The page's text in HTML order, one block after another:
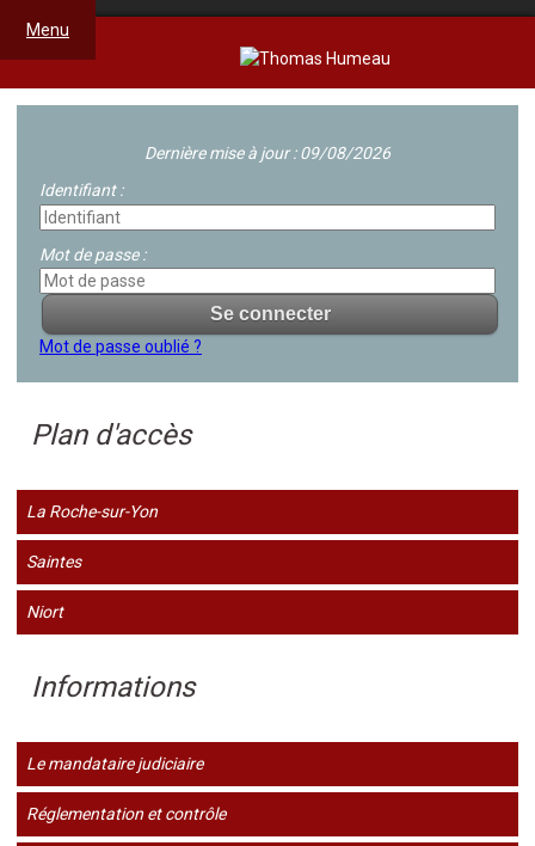
Menu
Dernière mise à jour : 09/08/2026
Identifiant :
Mot de passe :
Mot de passe oublié ?
Plan d'accès
La Roche-sur-Yon
Saintes
Niort
Informations
Le mandataire judiciaire
Réglementation et contrôle